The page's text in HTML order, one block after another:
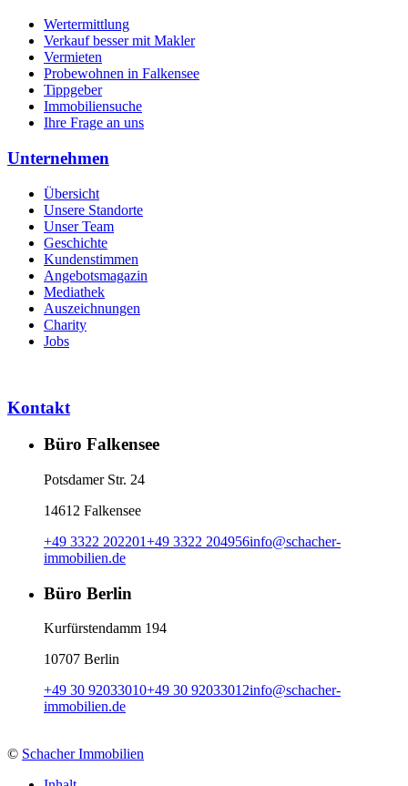
Wertermittlung
Verkauf besser mit Makler
Vermieten
Probewohnen in Falkensee
Tippgeber
Immobiliensuche
Ihre Frage an uns
Unternehmen
Übersicht
Unsere Standorte
Unser Team
Geschichte
Kundenstimmen
Angebotsmagazin
Mediathek
Auszeichnungen
Charity
Jobs
Kontakt
Büro Falkensee
Potsdamer Str. 24
14612 Falkensee
+49 3322 202201+49 3322 204956info@schacher-
immobilien.de
Büro Berlin
Kurfürstendamm 194
10707 Berlin
+49 30 92033010+49 30 92033012info@schacher-
immobilien.de
© Schacher Immobilien